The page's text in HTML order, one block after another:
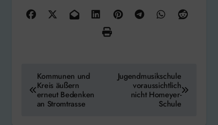
Kommunen und
Kreis äußern
erneut Bedenken
an Stromtrasse
Jugendmusikschule
voraussichtlich
nicht Homeyer-
Schule